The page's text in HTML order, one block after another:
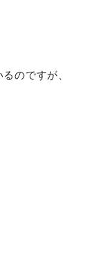
のですが、